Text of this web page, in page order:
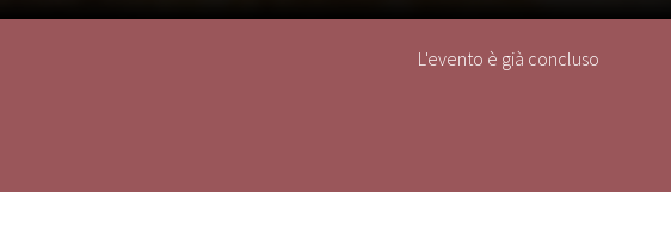
L'evento è già concluso